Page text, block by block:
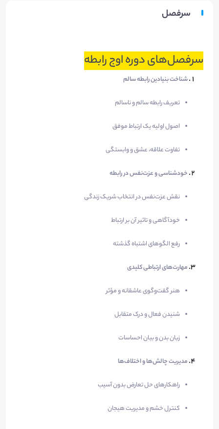
سرفصل
سرفصل‌های دوره اوج رابطه
شناخت بنیادین رابطه سالم
تعریف رابطه سالم و ناسالم
اصول اولیه یک ارتباط موفق
تفاوت علاقه، عشق و وابستگی
خودشناسی و عزت‌نفس در رابطه
نقش عزت‌نفس در انتخاب شریک زندگی
خودآگاهی و تاثیر آن بر ارتباط
رفع الگوهای اشتباه گذشته
مهارت‌های ارتباطی کلیدی
هنر گفت‌وگوی عاشقانه و مؤثر
شنیدن فعال و درک متقابل
زبان بدن و بیان احساسات
مدیریت چالش‌ها و اختلاف‌ها
راهکارهای حل تعارض بدون آسیب
کنترل خشم و مدیریت هیجان